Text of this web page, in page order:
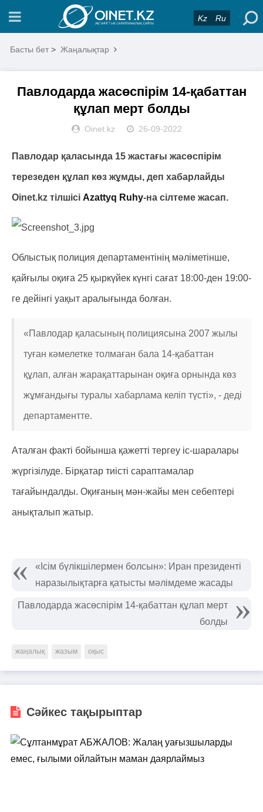
Kz Ru
Басты бет > Жаңалықтар
Павлодарда жасөспірім 14-қабаттан
құлап мерт болды
Oinet.kz 26-09-2022
Павлодар қаласында 15 жастағы жасөспірім
терезеден құлап көз жұмды, деп хабарлайды
Oinet.kz тілшісі Azattyq Ruhy-на сілтеме жасап.
Облыстық полиция департаментінің мәліметінше,
қайғылы оқиға 25 қыркүйек күнгі сағат 18:00-ден 19:00-
ге дейінгі уақыт аралығында болған.
«Павлодар қаласының полициясына 2007 жылы
туған кәмелетке толмаған бала 14-қабаттан
құлап, алған жарақаттарынан оқиға орнында көз
жұмғандығы туралы хабарлама келіп түсті», - деді
департаментте.
Аталған факті бойынша қажетті тергеу іс-шаралары
жүргізілуде. Бірқатар тиісті сараптамалар
тағайындалды. Оқиғаның мән-жайы мен себептері
анықталып жатыр.
«Ісім бүлікшілермен болсын»: Иран президенті
наразылықтарға қатысты мәлімдеме жасады
Павлодарда жасөспірім 14-қабаттан құлап мерт
болды
жаңалық жазым оқыс
Сәйкес тақырыптар